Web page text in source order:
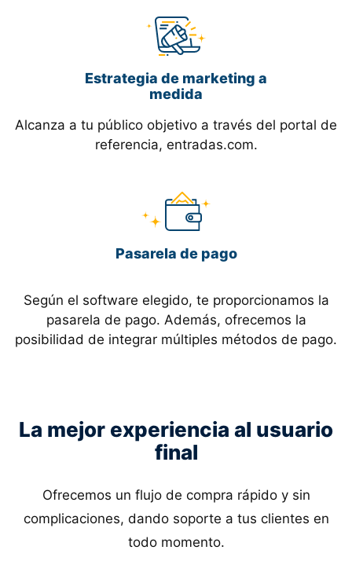
Estrategia de marketing a
medida
Alcanza a tu público objetivo a través del portal de
referencia, entradas.com.
Pasarela de pago
Según el software elegido, te proporcionamos la
pasarela de pago. Además, ofrecemos la
posibilidad de integrar múltiples métodos de pago.
La mejor experiencia al usuario
final
Ofrecemos un flujo de compra rápido y sin
complicaciones, dando soporte a tus clientes en
todo momento.